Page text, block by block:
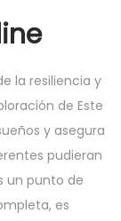
la resiliencia y
de Este
y asegura
pudieran
un punto de
es